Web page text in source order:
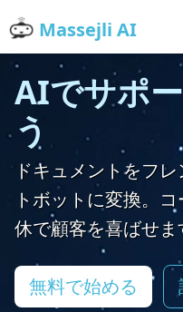
Massejli AI
AIでサポ
う
ドキュメントをフ
トボットに変換。
休で顧客を喜ばせま
無料で始める